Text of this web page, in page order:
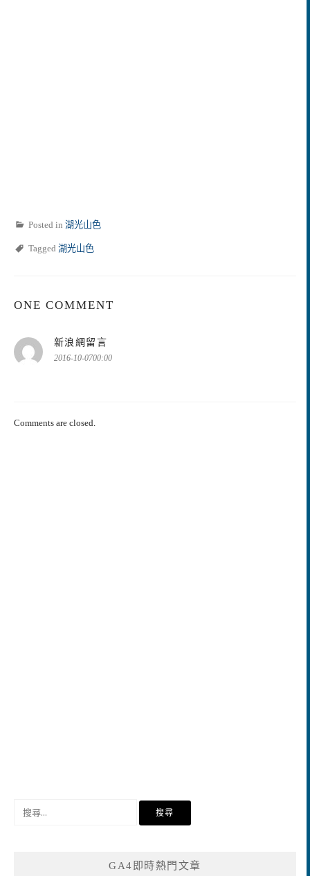
Posted in 湖光山色
Tagged 湖光山色
ONE COMMENT
新浪網留言
示:
2016-10-0700:00
Comments are closed.
GA4即時熱門文章